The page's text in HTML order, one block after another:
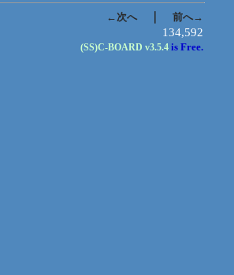
←次へ｜ 前へ→
134,592
(SS)C-BOARD v3.5.4 is Free.